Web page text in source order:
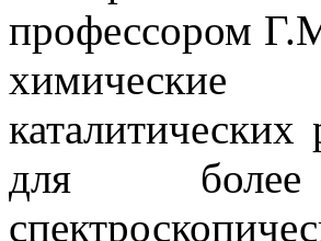
профессором
химические
для более